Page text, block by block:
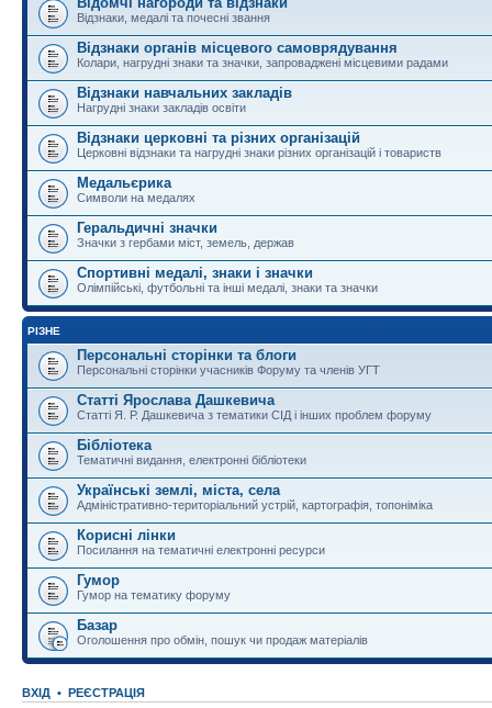
Відзнаки, медалі та почесні звання
Відзнаки органів місцевого самоврядування
Колари, нагрудні знаки та значки, запроваджені місцевими радами
Відзнаки навчальних закладів
Нагрудні знаки закладів освіти
Відзнаки церковні та різних організацій
Церковні відзнаки та нагрудні знаки різних організацій і товариств
Медальєрика
Символи на медалях
Геральдичні значки
Значки з гербами міст, земель, держав
Спортивні медалі, знаки і значки
Олімпійські, футбольні та інші медалі, знаки та значки
РІЗНЕ
Персональні сторінки та блоги
Персональні сторінки учасників Форуму та членів УГТ
Статті Ярослава Дашкевича
Статті Я. Р. Дашкевича з тематики СІД і інших проблем форуму
Бібліотека
Тематичні видання, електронні бібліотеки
Українські землі, міста, села
Адміністративно-територіальний устрій, картографія, топоніміка
Корисні лінки
Посилання на тематичні електронні ресурси
Гумор
Гумор на тематику форуму
Базар
Оголошення про обмін, пошук чи продаж матеріалів
ВХІД • РЕЄСТРАЦІЯ